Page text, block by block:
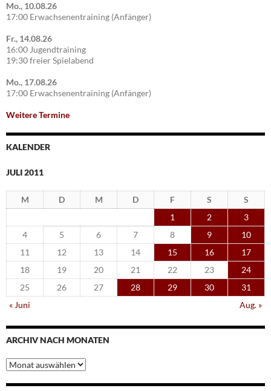
Mo., 10.08.26
17:00 Erwachsenentraining (Anfänger)
Fr., 14.08.26
16:00 Jugendtraining
19:30 freier Spielabend
Mo., 17.08.26
17:00 Erwachsenentraining (Anfänger)
Weitere Termine
KALENDER
JULI 2011
M D M D F S
S
1
2
3
4
5 6 7 8 9
10
11
12 13 14 15 16
17
18
19 20 21 22 23
24
25
26 27 28 29 30
31
« Juni
Aug. »
ARCHIV NACH MONATEN
Archiv
nach
Monaten